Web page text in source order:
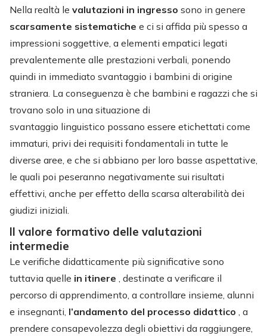
Nella realtà le valutazioni in ingresso sono in genere
scarsamente sistematiche e ci si affida più spesso a
impressioni soggettive, a elementi empatici legati
prevalentemente alle prestazioni verbali, ponendo
quindi in immediato svantaggio i bambini di origine
straniera. La conseguenza è che bambini e ragazzi che si
trovano solo in una situazione di
svantaggio linguistico possano essere etichettati come
immaturi, privi dei requisiti fondamentali in tutte le
diverse aree, e che si abbiano per loro basse aspettative,
le quali poi peseranno negativamente sui risultati
effettivi, anche per effetto della scarsa alterabilità dei
giudizi iniziali.
Il valore formativo delle valutazioni
intermedie
Le verifiche didatticamente più significative sono
tuttavia quelle in itinere , destinate a verificare il
percorso di apprendimento, a controllare insieme, alunni
e insegnanti, l’andamento del processo didattico , a
prendere consapevolezza degli obiettivi da raggiungere,